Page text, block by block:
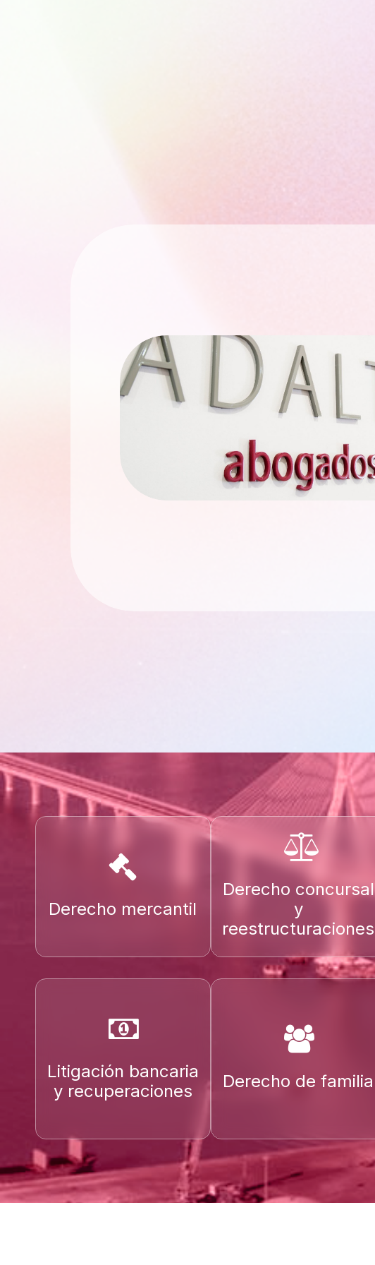
Derecho mercantil
Derecho concursal
y
reestructuraciones
Litigación bancaria
y recuperaciones
Derecho de familia